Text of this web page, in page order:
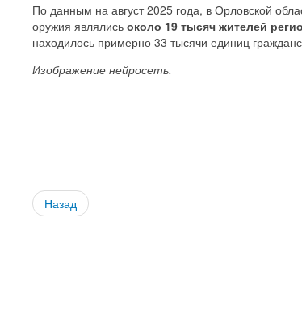
По данным на август 2025 года, в Орловской
оружия являлись около 19 тысяч жителей
находилось примерно 33 тысячи единиц
Изображение нейросеть.
Назад